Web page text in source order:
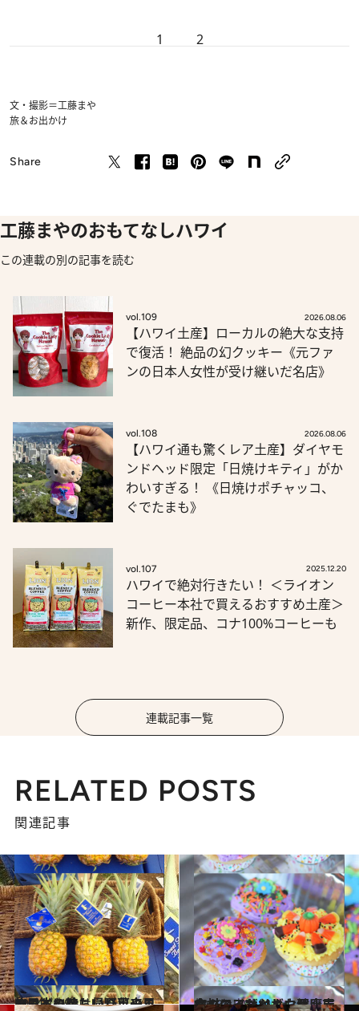
1 2
文・撮影＝工藤まや
旅＆お出かけ
Share
工藤まやのおもてなしハワイ
この連載の別の記事を読む
vol.109 2026.08.06
【ハワイ土産】ローカルの絶大な支持
で復活！ 絶品の幻クッキー《元ファ
ンの日本人女性が受け継いだ名店》
vol.108 2026.08.06
【ハワイ通も驚くレア土産】ダイヤモ
ンドヘッド限定「日焼けキティ」がか
わいすぎる！ 《日焼けポチャッコ、
ぐでたまも》
vol.107 2025.12.20
ハワイで絶対行きたい！ ＜ライオン
コーヒー本社で買えるおすすめ土産＞
新作、限定品、コナ100%コーヒーも
連載記事一覧
RELATED POSTS
関連記事
2014.1.19
ハワイの珍しい野菜や果物日本に持ち帰り出来るのはどれ？
旅＆お出かけ 2013.12.9
食材にこだわり。健康志向のスイーツとお豆腐屋さんのアサイボウル
旅＆お出かけ